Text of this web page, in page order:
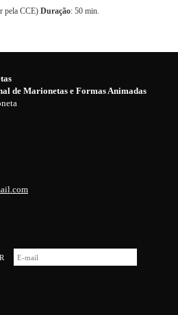
pela CCE)Duração: 50 min.
de Marionetas e Formas Animadas